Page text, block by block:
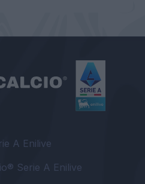
A Enilive
Serie A Enilive